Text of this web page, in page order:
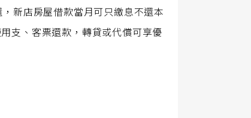
新店房屋借款當月可只繳息不還本
支、客票還款，轉貸或代償可享優